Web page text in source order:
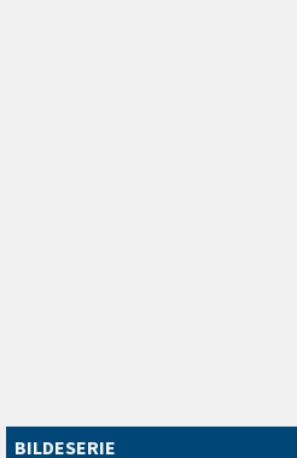
BILDESERIE